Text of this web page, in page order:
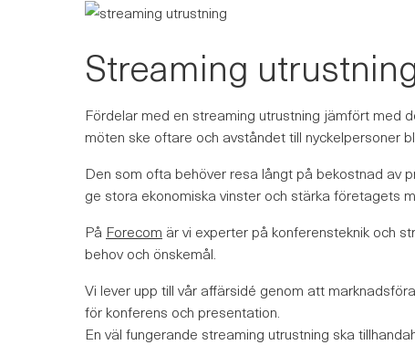
Streaming
Fördelar med en streaming utrustning jämfört med
möten ske oftare och avståndet till nyckelpersoner
Den som ofta behöver resa långt på bekostnad av
ge stora ekonomiska vinster och stärka företagets
På Forecom är vi experter på konferensteknik och
behov och önskemål.
Vi lever upp till vår affärsidé genom att
för konferens och presentation.
En väl fungerande streaming utrustning ska